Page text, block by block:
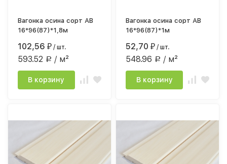
Вагонка осина сорт АВ
16*96(87)*1,8м
102,56₽ / шт.
593.52 Р / м²
В корзину
Вагонка осина сорт АВ
16*96(87)*1м
52,70₽ / шт.
548.96 Р / м²
В корзину